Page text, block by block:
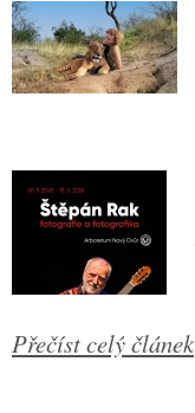
Přečíst celý článek